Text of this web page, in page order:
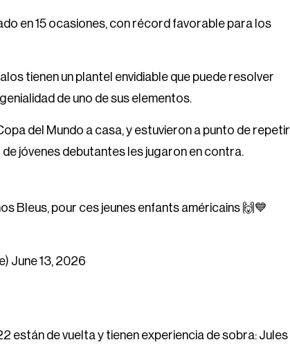
en 15 ocasiones, con récord favorable para los
tienen un plantel envidiable que puede resolver
de uno de sus elementos.
del Mundo a casa, y estuvieron a punto de repetir
jóvenes debutantes les jugaron en contra.
Bleus, pour ces jeunes enfants américains 🙌💙
June 13, 2026
están de vuelta y tienen experiencia de sobra: Jules